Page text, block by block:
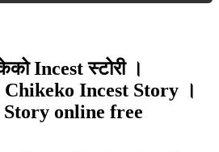
Incest स्टोरी ।
Chikeko Incest Story ।
Story online free